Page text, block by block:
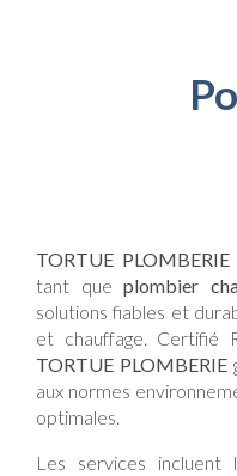
TORTUE PLOMBERIE
tant queplombier
solutions fiables et
et chauffage. Certifié
TORTUE PLOMBERIE
aux normes
optimales.
Les services